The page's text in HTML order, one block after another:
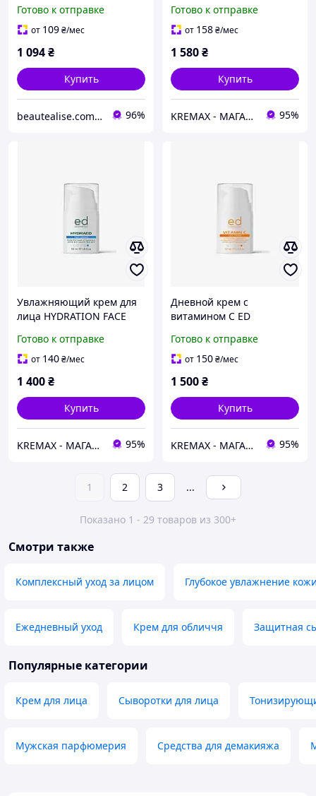
Cosmetics (200 мл)
Готово к отправке
от 109₴/мес
1 094₴
Купить
beautealise.com.ua 96%
Cosmetics, 30 мл
Готово к отправке
от 158₴/мес
1 580₴
Купить
KREMAX - МАГАЗИН КОСМЕТИКИ 95%
Увлажняющий крем для
лица HYDRATION FACE
мл
Готово к отправке
от 140₴/мес
1 400₴
Купить
KREMAX - МАГАЗИН КОСМЕТИКИ 95%
Дневной крем с
витамином C ED
CREAM, 50 мл
Готово к отправке
от 150₴/мес
1 500₴
Купить
KREMAX - МАГАЗИН КОСМЕТИКИ 95%
1 2 3 ...
Показано 1 - 29 товаров из 300+
Смотри также
Комплексный уход за лицом Глубокое увлажнение
Ежедневный уход Крем для обличчя Защитная
Популярные категории
Крем для лица Сыворотки для лица
Мужская парфюмерия Средства для демакияжа